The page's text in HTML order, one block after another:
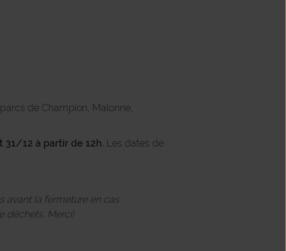
de Champion, Malonne,
12 à partir de 12h. Les dates de
avant la fermeture en cas
déchets. Merci!